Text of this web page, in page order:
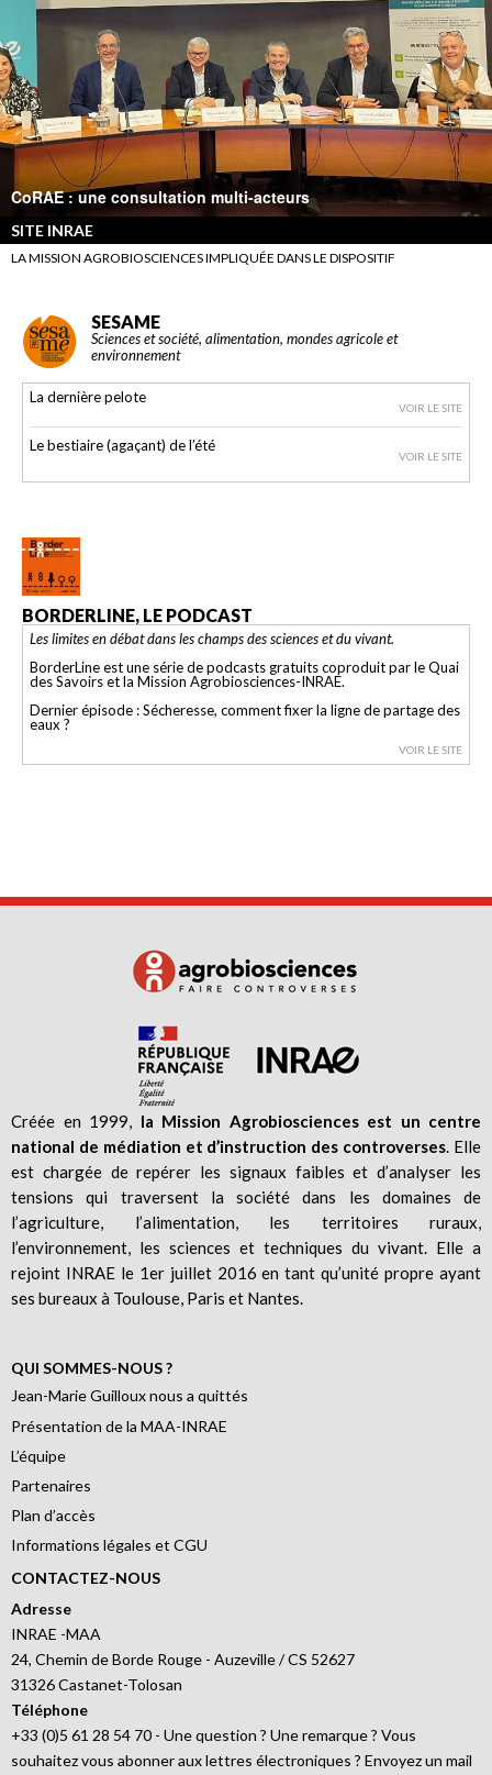
CoRAE : une consultation multi-acteurs
SITE INRAE
LA MISSION AGROBIOSCIENCES IMPLIQUÉE DANS LE DISPOSITIF
SESAME
Sciences et société, alimentation, mondes agricole et
environnement
La dernière pelote
VOIR LE SITE
Le bestiaire (agaçant) de l’été
VOIR LE SITE
BORDERLINE, LE PODCAST
Les limites en débat dans les champs des sciences et du vivant.
BorderLine est une série de podcasts gratuits coproduit par le Quai
des Savoirs et la Mission Agrobiosciences-INRAE.
Dernier épisode : Sécheresse, comment fixer la ligne de partage des
eaux ?
VOIR LE SITE
Créée en 1999, la Mission Agrobiosciences est un centre
national de médiation et d’instruction des controverses. Elle
est chargée de repérer les signaux faibles et d’analyser les
tensions qui traversent la société dans les domaines de
l’agriculture, l’alimentation, les territoires ruraux,
l’environnement, les sciences et techniques du vivant. Elle a
rejoint INRAE le 1er juillet 2016 en tant qu’unité propre ayant
ses bureaux à Toulouse, Paris et Nantes.
QUI SOMMES-NOUS ?
Jean-Marie Guilloux nous a quittés
Présentation de la MAA-INRAE
L’équipe
Partenaires
Plan d’accès
Informations légales et CGU
CONTACTEZ-NOUS
Adresse
INRAE -MAA
24, Chemin de Borde Rouge - Auzeville / CS 52627
31326 Castanet-Tolosan
Téléphone
+33 (0)5 61 28 54 70 - Une question ? Une remarque ? Vous
souhaitez vous abonner aux lettres électroniques ? Envoyez un mail